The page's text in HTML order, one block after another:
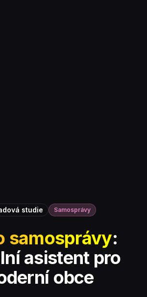
studie Samosprávy
samosprávy:
asistent pro
obce